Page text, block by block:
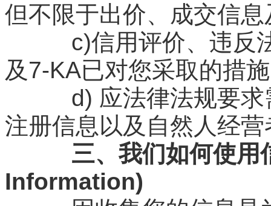
但不限于出价、成交信
c)信用评价、违反法
及7-KA已对您采取的措
d) 应法律法规要求
注册信息以及自然人经
三、我们如何使
Information)